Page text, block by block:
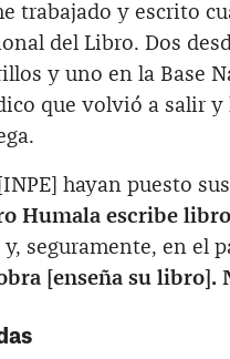
trabajado y escrito
del Libro. Dos
y uno en la Base
que volvió a salir
hayan puesto
Humala escribe
seguramente, en el
[enseña su libro].